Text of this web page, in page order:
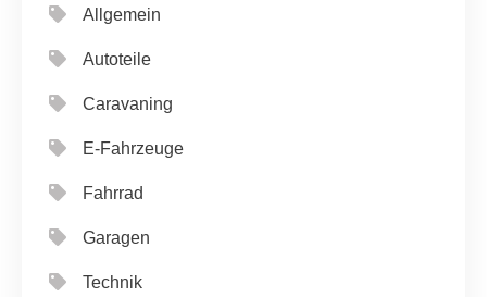
Allgemein
Autoteile
Caravaning
E-Fahrzeuge
Fahrrad
Garagen
Technik